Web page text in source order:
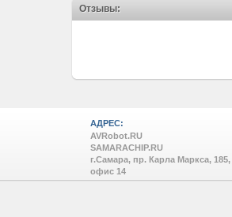
Отзывы:
АДРЕС:
AVRobot.RU
SAMARACHIP.RU
г.Самара, пр. Карла Маркса, 185,
офис 14